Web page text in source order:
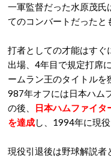
一軍監督だった水原茂氏
てのコンバートだったと
打者としての才能はすぐ
出場、4年目で規定打席
ームラン王のタイトルを
987年オフには日本ハム
の後、
日本ハムファイタ
を達成し、1994年に現
現役引退後は野球解説